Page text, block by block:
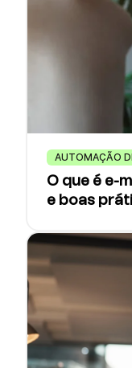
AUTOMAÇÃO
O que é e-
e boas